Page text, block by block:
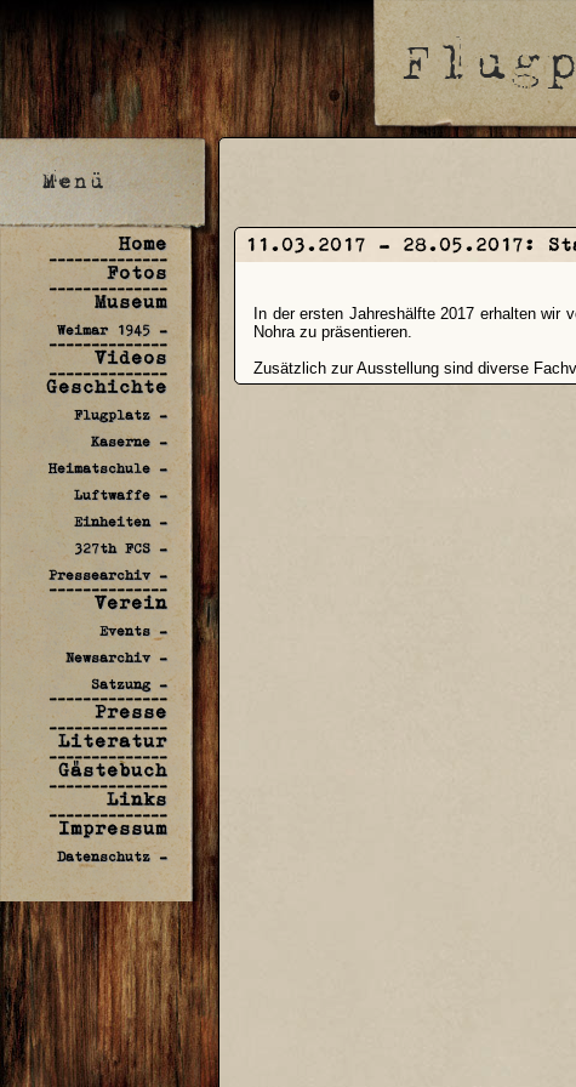
Home
--------------
Fotos
--------------
Museum
Weimar 1945 -
--------------
Videos
--------------
Geschichte
Flugplatz -
Kaserne -
Heimatschule -
Luftwaffe -
Einheiten -
327th FCS -
Pressearchiv -
--------------
Verein
Events -
Newsarchiv -
Satzung -
--------------
Presse
--------------
Literatur
--------------
Gästebuch
--------------
Links
--------------
Impressum
Datenschutz -
11.03.2017 - 28.05.2017:
In der ersten Jahreshälfte 2017 erhalten wir
Nohra zu präsentieren.
Zusätzlich zur Ausstellung sind diverse